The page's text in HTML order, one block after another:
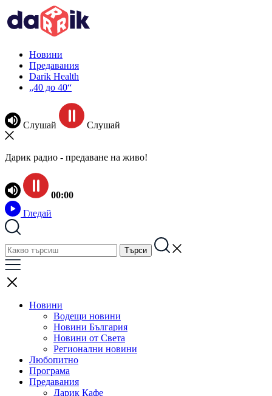
Новини
Предавания
Darik Health
„40 до 40“
Слушай Слушай
Дарик радио - предаване на живо!
00:00
Гледай
Новини
Водещи новини
Новини България
Новини от Света
Регионални новини
Любопитно
Програма
Предавания
Дарик Кафе